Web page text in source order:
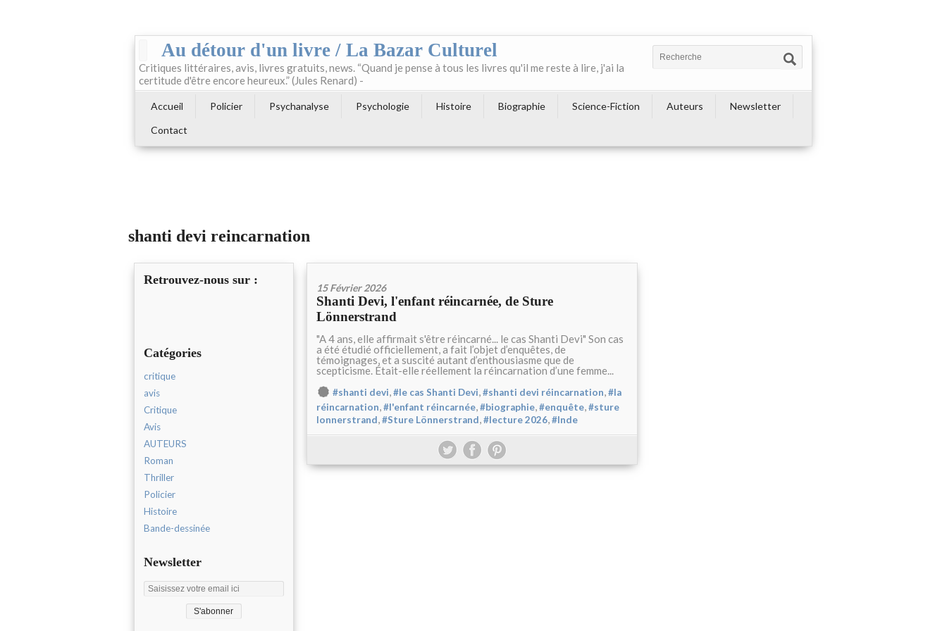
Au détour d'un livre / La Bazar Culturel
Critiques littéraires, avis, livres gratuits, news. “Quand je pense à tous les livres qu'il me reste à lire, j'ai la
certitude d'être encore heureux.” (Jules Renard) -
Accueil Policier Psychanalyse Psychologie Histoire Biographie Science-Fiction Auteurs
Newsletter
Contact
shanti devi reincarnation
Retrouvez-nous sur :
Catégories
critique
avis
Critique
Avis
AUTEURS
Roman
Thriller
Policier
Histoire
Bande-dessinée
Newsletter
15 Février 2026
Shanti Devi, l'enfant réincarnée, de Sture
Lönnerstrand
"A 4 ans, elle affirmait s'être réincarné... le cas Shanti Devi" Son cas
a été étudié officiellement, a fait l’objet d’enquêtes, de
témoignages, et a suscité autant d’enthousiasme que de
scepticisme. Était-elle réellement la réincarnation d’une femme...
#shanti devi,#le cas Shanti Devi,#shanti devi réincarnation,#la
réincarnation,#l'enfant réincarnée,#biographie,#enquête,#sture
lonnerstrand,#Sture Lönnerstrand,#lecture 2026,#Inde